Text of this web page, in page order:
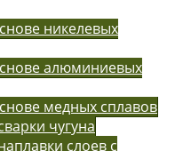
никелевых
алюминиевых
медных сплавов
чугуна
слоев с